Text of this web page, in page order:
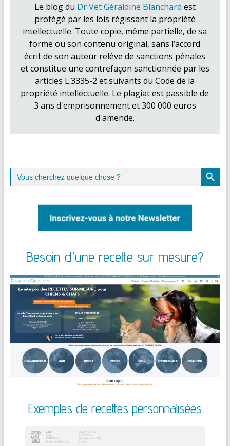
Le blog du Dr Vet Géraldine Blanchard est
protégé par les lois régissant la propriété
intellectuelle. Toute copie, même partielle, de sa
forme ou son contenu original, sans l’accord
écrit de son auteur relève de sanctions pénales
et constitue une contrefaçon sanctionnée par les
articles L.3335-2 et suivants du Code de la
propriété intellectuelle. Le plagiat est passible de
3 ans d'emprisonnement et 300 000 euros
d'amende.
Search
for:
Search Button
Besoin d'une recette sur mesure?
Exemples de recettes personnalisées